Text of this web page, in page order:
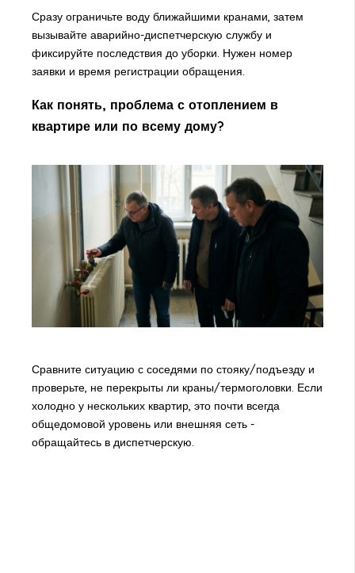
Сразу ограничьте воду ближайшими кранами, затем
вызывайте аварийно-диспетчерскую службу и
фиксируйте последствия до уборки. Нужен номер
заявки и время регистрации обращения.
Как понять, проблема с отоплением в
квартире или по всему дому?
Сравните ситуацию с соседями по стояку/подъезду и
проверьте, не перекрыты ли краны/термоголовки. Если
холодно у нескольких квартир, это почти всегда
общедомовой уровень или внешняя сеть -
обращайтесь в диспетчерскую.